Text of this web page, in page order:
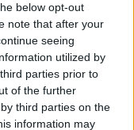
below opt-out
note that after your
seeing
utilized by
parties prior to
of the further
third parties on the
information may